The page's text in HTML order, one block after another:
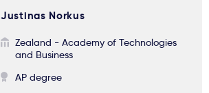
Justinas Norkus
Zealand - Academy of Technologies
and Business
AP degree